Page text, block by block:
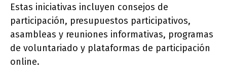
Estas iniciativas incluyen consejos de
participación, presupuestos participativos,
asambleas y reuniones informativas, programas
de voluntariado y plataformas de participación
online.